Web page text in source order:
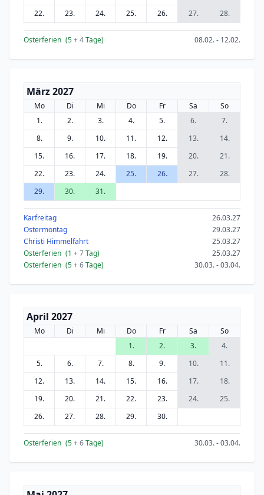
22.
23. 24. 25. 26. 27. 28.
Osterferien (5+ 4Tage) 08.02. - 12.02.
März 2027
Mo Di Mi Do Fr Sa
So
1.
2. 3. 4. 5. 6.
7.
8.
9. 10. 11. 12. 13.
14.
15.
16. 17. 18. 19. 20.
21.
22.
23. 24. 25. 26. 27.
28.
29.
30. 31.
Karfreitag
26.03.27
Ostermontag
29.03.27
Christi Himmelfahrt
25.03.27
Osterferien (1 + 7Tag)
25.03.27
Osterferien (5+ 6Tage) 30.03. - 03.04.
April 2027
Mo Di Mi Do Fr Sa
So
1.
2. 3.
4.
5.
6. 7. 8. 9. 10.
11.
12.
13. 14. 15. 16. 17.
18.
19.
20. 21. 22. 23. 24.
25.
26.
27. 28. 29. 30.
Osterferien (5+ 6Tage) 30.03. - 03.04.